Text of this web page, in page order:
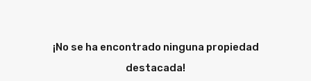
¡No se ha encontrado ninguna propiedad
destacada!